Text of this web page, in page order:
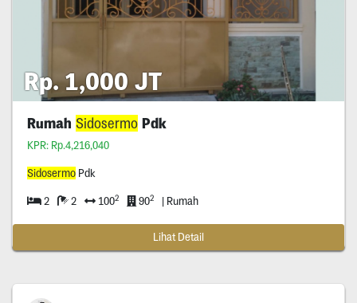
Rp. 1,000 JT
Rumah SidosermoPdk
KPR: Rp.4,216,040
SidosermoPdk
2 2 1002 902 | Rumah
Lihat Detail